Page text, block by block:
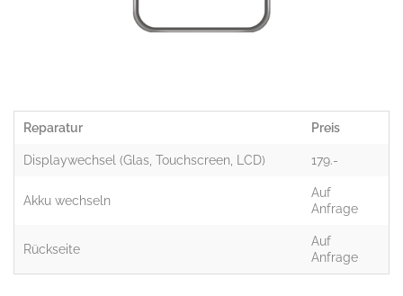
Reparatur Preis
Displaywechsel (Glas, Touchscreen, LCD) 179.-
Akku wechseln
Auf
Anfrage
Rückseite
Auf
Anfrage